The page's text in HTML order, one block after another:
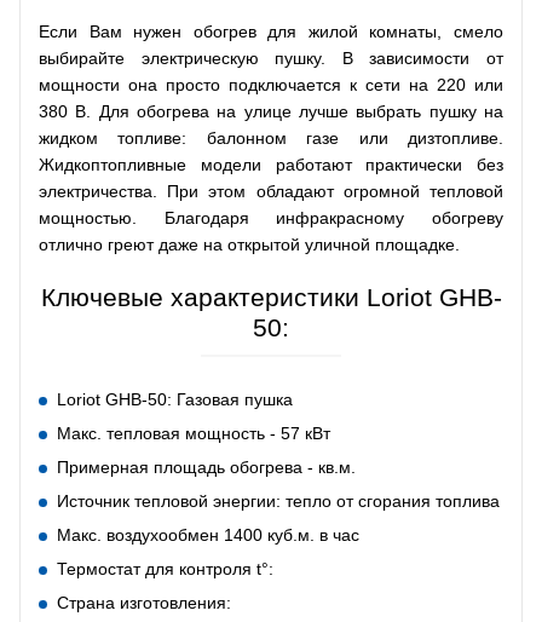
Если Вам нужен обогрев для жилой комнаты, смело
выбирайте электрическую пушку. В зависимости от
мощности она просто подключается к сети на 220 или
380 В. Для обогрева на улице лучше выбрать пушку на
жидком топливе: балонном газе или дизтопливе.
Жидкоптопливные модели работают практически без
электричества. При этом обладают огромной тепловой
мощностью. Благодаря инфракрасному обогреву
отлично греют даже на открытой уличной площадке.
Ключевые характеристики Loriot GHB-
50:
Loriot GHB-50: Газовая пушка
Макс. тепловая мощность - 57 кВт
Примерная площадь обогрева - кв.м.
Источник тепловой энергии: тепло от сгорания топлива
Макс. воздухообмен 1400 куб.м. в час
Термостат для контроля t°:
Страна изготовления: